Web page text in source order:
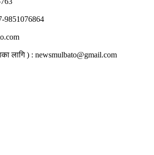
9851076864
लागि ) : newsmulbato@gmail.com